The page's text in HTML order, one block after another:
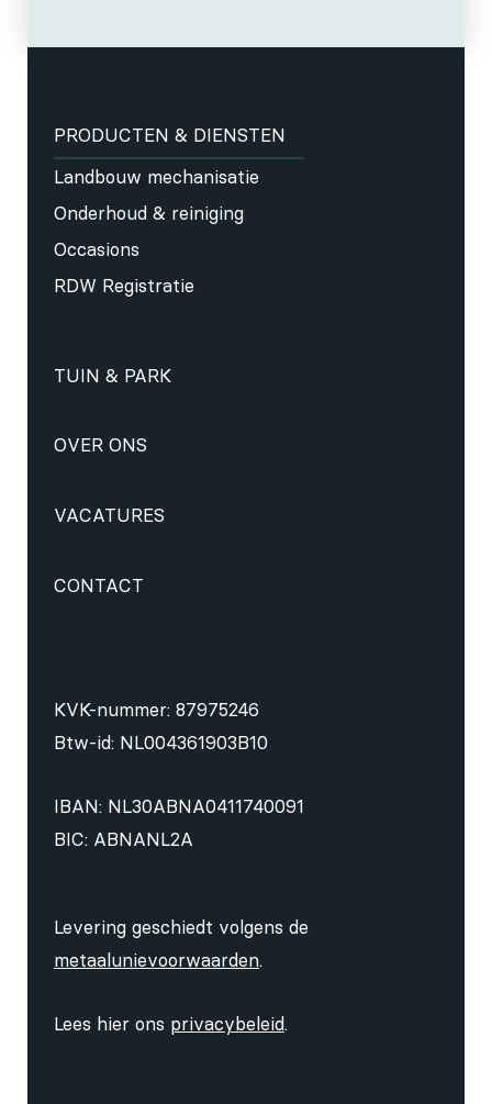
PRODUCTEN & DIENSTEN
Landbouw mechanisatie
Onderhoud & reiniging
Occasions
RDW Registratie
TUIN & PARK
OVER ONS
VACATURES
CONTACT
KVK-nummer: 87975246
Btw-id: NL004361903B10
IBAN: NL30ABNA0411740091
BIC: ABNANL2A
Levering geschiedt volgens de
metaalunievoorwaarden.
Lees hier ons privacybeleid.